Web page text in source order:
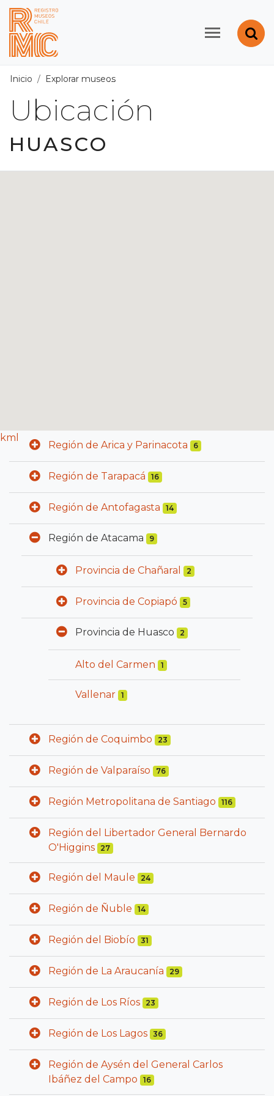
Contenido principal
Registro de Museos
Inicio Explorar museos
Ubicación
HUASCO
kml
Región de Arica y Parinacota 6
Región de Tarapacá 16
Región de Antofagasta 14
Región de Atacama 9
Provincia de Chañaral 2
Provincia de Copiapó 5
Provincia de Huasco 2
Alto del Carmen 1
Vallenar 1
Región de Coquimbo 23
Región de Valparaíso 76
Región Metropolitana de Santiago 116
Región del Libertador General Bernardo
O'Higgins
27
Región del Maule 24
Región de Ñuble 14
Región del Biobío 31
Región de La Araucanía 29
Región de Los Ríos 23
Región de Los Lagos 36
Región de Aysén del General Carlos
Ibáñez del Campo
16